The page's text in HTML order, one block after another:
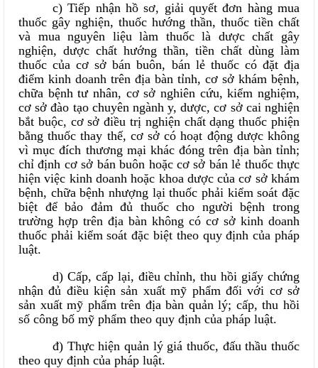
c) Tiếp nhận hồ sơ, giải quyết đơn hàng mua
thuốc gây nghiện, thuốc hướng thần, thuốc tiền chất
và mua nguyên liệu làm thuốc là dược chất gây
nghiện, dược chất hướng thần, tiền chất dùng làm
thuốc của cơ sở bán buôn, bán lẻ thuốc có đặt địa
điểm kinh doanh trên địa bàn tỉnh, cơ sở khám bệnh,
chữa bệnh tư nhân, cơ sở nghiên cứu, kiểm nghiệm,
cơ sở đào tạo chuyên ngành y, dược, cơ sở cai nghiện
bắt buộc, cơ sở điều trị nghiện chất dạng thuốc phiện
bằng thuốc thay thế, cơ sở có hoạt động dược không
vì mục đích thương mại khác đóng trên địa bàn tỉnh;
chỉ định cơ sở bán buôn hoặc cơ sở bán lẻ thuốc thực
hiện việc kinh doanh hoặc khoa dược của cơ sở khám
bệnh, chữa bệnh nhượng lại thuốc phải kiểm soát đặc
biệt để bảo đảm đủ thuốc cho người bệnh trong
trường hợp trên địa bàn không có cơ sở kinh doanh
thuốc phải kiểm soát đặc biệt theo quy định của pháp
luật.
d) Cấp, cấp lại, điều chỉnh, thu hồi giấy chứng
nhận đủ điều kiện sản xuất mỹ phẩm đối với cơ sở
sản xuất mỹ phẩm trên địa bàn quản lý; cấp, thu hồi
số công bố mỹ phẩm theo quy định của pháp luật.
đ) Thực hiện quản lý giá thuốc, đấu thầu thuốc
theo quy định của pháp luật.